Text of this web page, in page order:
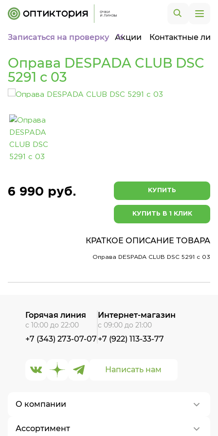
Записаться на проверку Акции Контактные
Оправа DESPADA CLUB DSC
5291 c 03
6 990 руб. КУПИТЬ
КУПИТЬ В 1 КЛИК
КРАТКОЕ ОПИСАНИЕ ТОВАРА
Оправа DESPADA CLUB DSC 5291 c 03
О компании
О нас
Ассортимент
Написать нам
Горячая линия
с 10:00 до 22:00
+7 (343) 273-07-07
Интернет-магазин
с 09:00 до 21:00
+7 (922) 113-33-77